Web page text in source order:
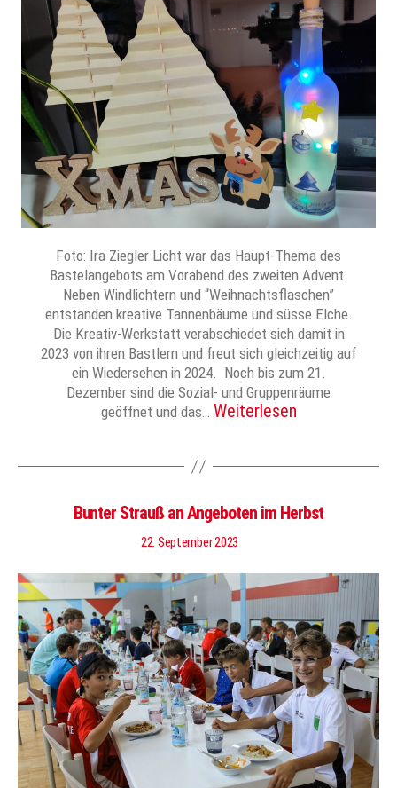
Foto: Ira Ziegler Licht war das Haupt-Thema des
Bastelangebots am Vorabend des zweiten Advent.
Neben Windlichtern und “Weihnachtsflaschen”
entstanden kreative Tannenbäume und süsse Elche.
Die Kreativ-Werkstatt verabschiedet sich damit in
2023 von ihren Bastlern und freut sich gleichzeitig auf
ein Wiedersehen in 2024. Noch bis zum 21.
Dezember sind die Sozial- und Gruppenräume
geöffnet und das… Weiterlesen
Bunter Strauß an Angeboten im Herbst
22. September 2023